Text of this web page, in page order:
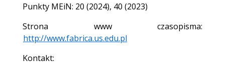
Punkty MEiN: 20 (2024), 40 (2023)
Strona www czasopisma:
http://www.fabrica.us.edu.pl
Kontakt: